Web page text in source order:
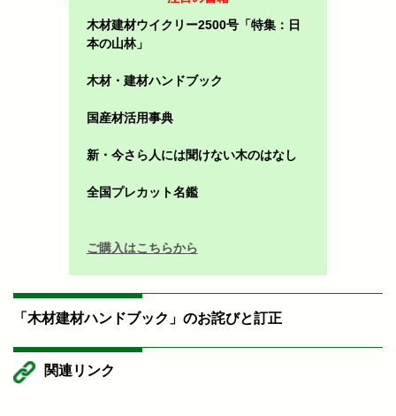
木材建材ウイクリー2500号「特集：日
本の山林」
木材・建材ハンドブック
国産材活用事典
新・今さら人には聞けない木のはなし
全国プレカット名鑑
ご購入はこちらから
「木材建材ハンドブック」のお詫びと訂正
関連リンク